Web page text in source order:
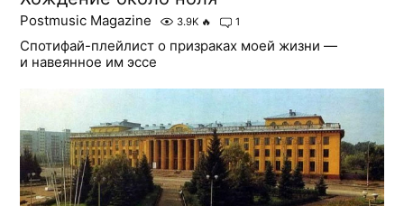
Postmusic Magazine 3.9K 🔥 1
Спотифай-плейлист о призраках моей жизни —
и навеянное им эссе